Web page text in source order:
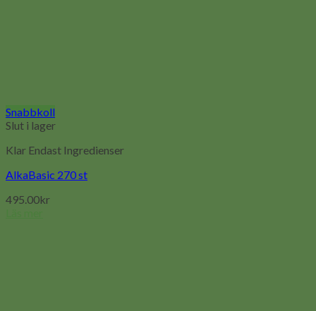
Snabbkoll
Slut i lager
Klar Endast Ingredienser
AlkaBasic 270 st
495.00kr